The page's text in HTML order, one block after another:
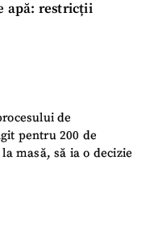
apă: restricții
de
pentru 200 de
masă, să ia o decizie